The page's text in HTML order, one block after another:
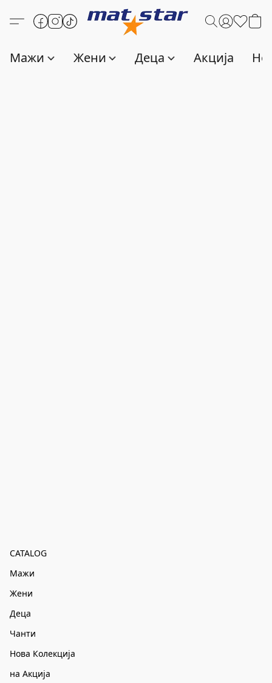
Мажи Жени Деца Акција
CATALOG
Мажи
Жени
Деца
Чанти
Нова Колекција
на Акција